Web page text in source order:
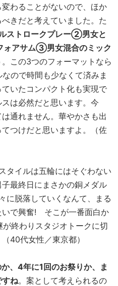
わることがないので、ほか
きだと考えていました。た
ストロークプレー②男女と
ォアサム③男女混合のミック
この3つのフォーマットなら
ので時間も少なくて済みま
いたコンパクト化も実現で
は必然だと思います。今
通れません。華やかさも出
つけだと思いますよ。（佐
タイルは五輪にはそぐわない
最終日にまさかの銅メダル
に脱落していくなんて、まる
いで興奮! そこが一番面白か
終わりスタジオトークに切
40代女性／東京都）
、4年に1回のお祭りか、ま
すね。案として考えられるの